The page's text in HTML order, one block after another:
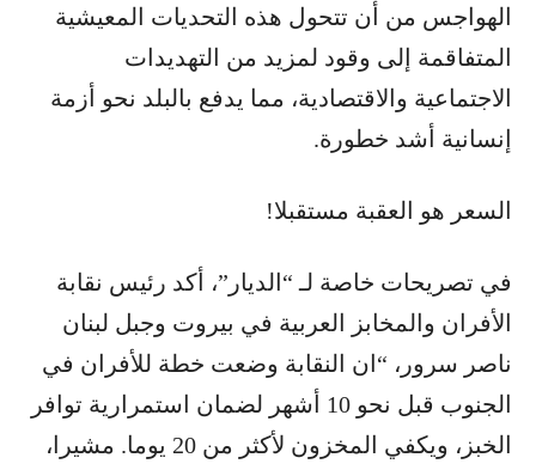
الهواجس من أن تتحول هذه التحديات المعيشية
المتفاقمة إلى وقود لمزيد من التهديدات
الاجتماعية والاقتصادية، مما يدفع بالبلد نحو أزمة
إنسانية أشد خطورة.
السعر هو العقبة مستقبلا!
في تصريحات خاصة لـ “الديار”، أكد رئيس نقابة
الأفران والمخابز العربية في بيروت وجبل لبنان
ناصر سرور، “ان النقابة وضعت خطة للأفران في
الجنوب قبل نحو 10 أشهر لضمان استمرارية توافر
الخبز، ويكفي المخزون لأكثر من 20 يوما. مشيرا،